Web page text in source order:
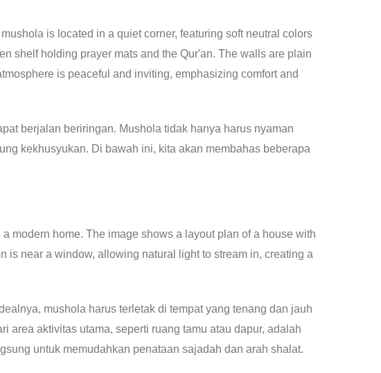
berjalan beriringan. Mushola tidak hanya harus nyaman
kekhusyukan. Di bawah ini, kita akan membahas beberapa
mushola harus terletak di tempat yang tenang dan jauh
area aktivitas utama, seperti ruang tamu atau dapur, adalah
untuk memudahkan penataan sajadah dan arah shalat.